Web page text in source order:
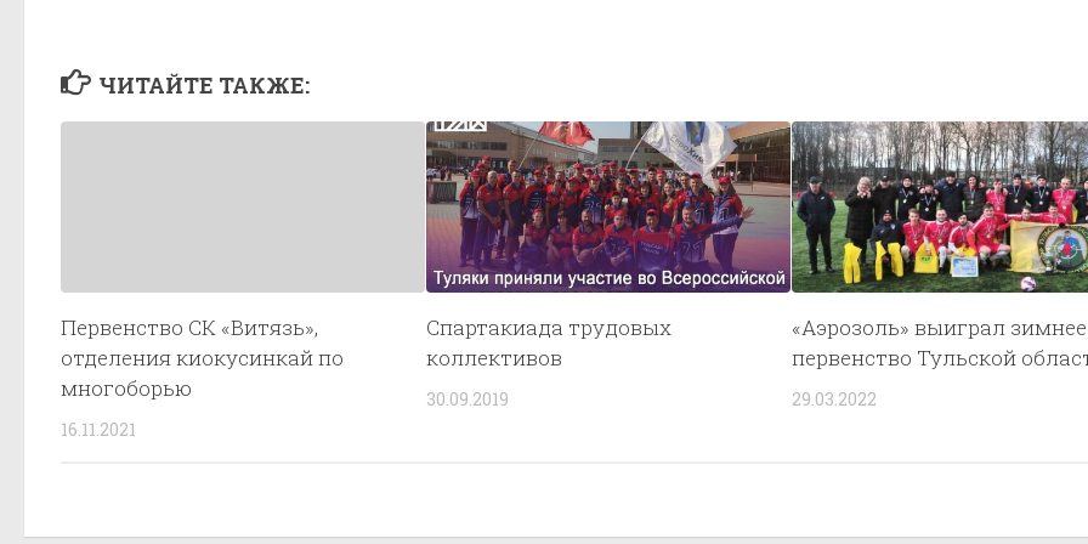
ЧИТАЙТЕ ТАКЖЕ:
Первенство СК «Витязь»,
отделения киокусинкай по
многоборью
16.11.2021
Спартакиада трудовых
коллективов
30.09.2019
«Аэрозоль» выиграл зимнее
первенство Тульской
29.03.2022